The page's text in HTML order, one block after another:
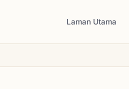
Laman Utama